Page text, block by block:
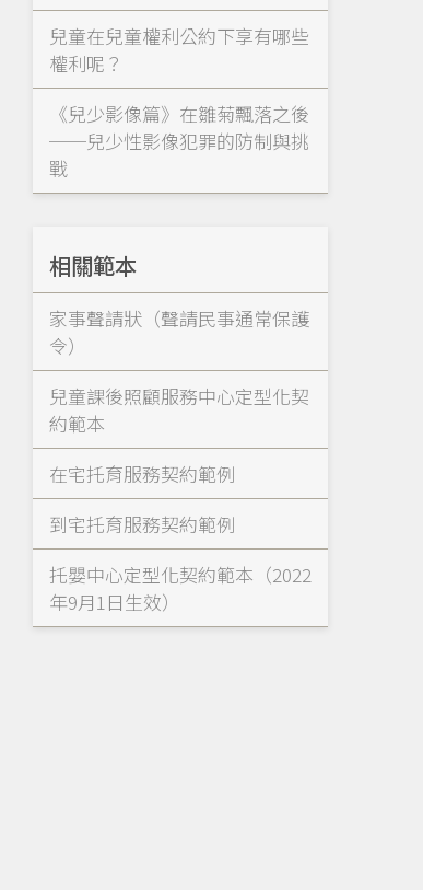
兒童在兒童權利公約下享有哪些
權利呢？
《兒少影像篇》在雛菊飄落之後
──兒少性影像犯罪的防制與挑
戰
相關範本
家事聲請狀（聲請民事通常保護
令）
兒童課後照顧服務中心定型化契
約範本
在宅托育服務契約範例
到宅托育服務契約範例
托嬰中心定型化契約範本（2022
年9月1日生效）